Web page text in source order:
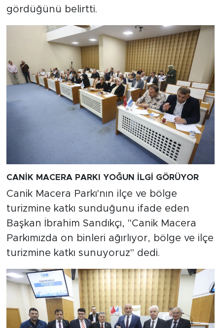
gördüğünü belirtti.
CANİK MACERA PARKI YOĞUN İLGİ GÖRÜYOR
Canik Macera Parkı'nın ilçe ve bölge
turizmine katkı sunduğunu ifade eden
Başkan İbrahim Sandıkçı, "Canik Macera
Parkımızda on binleri ağırlıyor, bölge ve ilçe
turizmine katkı sunuyoruz" dedi.